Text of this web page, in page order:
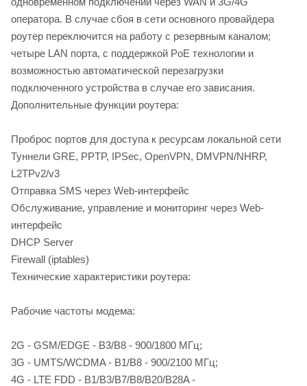
оператора. В случае сбоя в сети основного провайдера
роутер переключится на работу с резервным каналом;
четыре LAN порта, с поддержкой PoE технологии и
возможностью автоматической перезагрузки
подключенного устройства в случае его зависания.
Дополнительные функции роутера:
Проброс портов для доступа к ресурсам локальной сети
Туннели GRE, PPTP, IPSec, OpenVPN, DMVPN/NHRP,
L2TPv2/v3
Отправка SMS через Web-интерфейс
Обслуживание, управление и мониторинг через Web-
интерфейс
DHСP Server
Firewall (iptables)
Технические характеристики роутера:
Рабочие частоты модема:
2G - GSM/EDGE - В3/В8 - 900/1800 МГц;
3G - UMTS/WCDMA - B1/B8 - 900/2100 МГц;
4G - LTE FDD - B1/B3/B7/B8/B20/B28A -